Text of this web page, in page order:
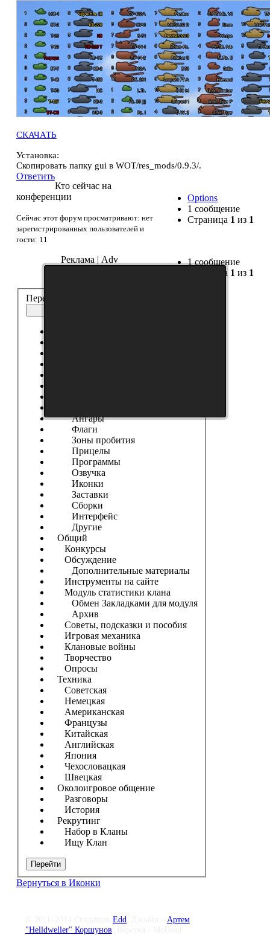
СКАЧАТЬ
Установка:
Скопировать папку gui в WOT/res_mods/0.9.3/.
Ответить
Options
1 сообщение
Страница 1 из 1
1 сообщение
Страница 1 из 1
Перейти:
Ангары
Флаги
Зоны пробития
Прицелы
Программы
Озвучка
Иконки
Заставки
Сборки
Интерфейс
Другие
Общий
Конкурсы
Обсуждение
Дополнительные материалы
Инструменты на сайте
Модуль статистики клана
Обмен Закладками для модуля
Архив
Советы, подсказки и пособия
Игровая механика
Клановые войны
Творчество
Опросы
Техника
Советская
Немецкая
Американская
Французы
Китайская
Английская
Япония
Чехословацкая
Швецкая
Околоигровое общение
Разговоры
История
Рекрутинг
Набор в Кланы
Ищу Клан
Перейти
Вернуться в Иконки
Кто сейчас на
конференции
Сейчас этот форум просматривают: нет
зарегистрированных пользователей и
гости: 11
Реклама | Adv
Edd
Артем
"Helldweller" Коршунов